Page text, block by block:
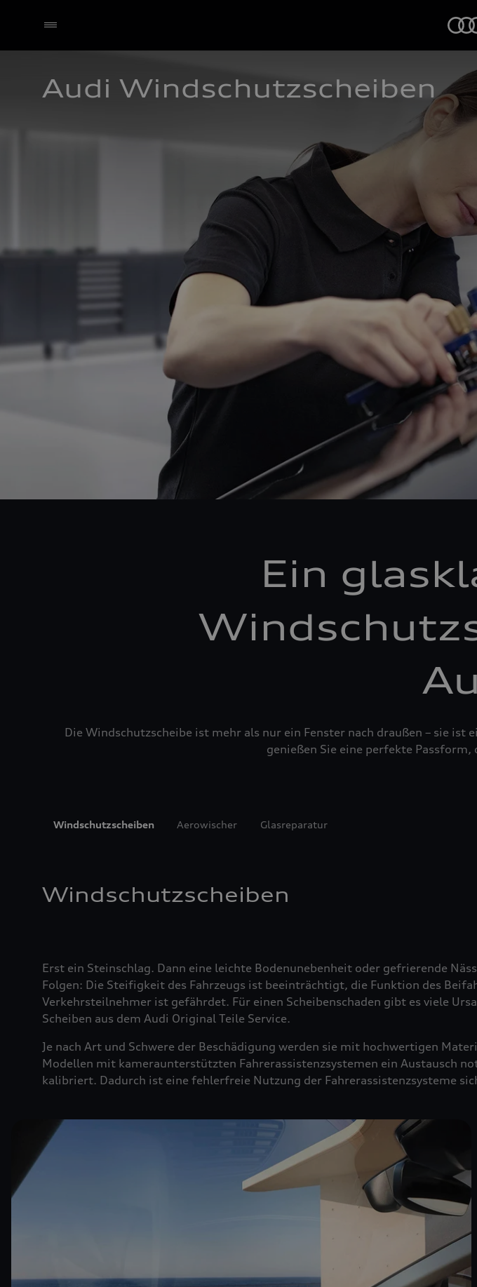
Audi Windschutzscheiben
Ein
Die Windschutzscheibe ist mehr als nur ein Fenster nach draußen – sie
genießen Sie eine perfekte
Windschutzscheiben Aerowischer Glasreparatur
Windschutzscheiben
Erst ein Steinschlag. Dann eine leichte Bodenunebenheit oder gefrierende
Folgen: Die Steifigkeit des Fahrzeugs ist beeinträchtigt, die Funktion des
Verkehrsteilnehmer ist gefährdet. Für einen Scheibenschaden gibt es viele
Scheiben aus dem Audi Original Teile Service.
Je nach Art und Schwere der Beschädigung werden sie mit hochwertigen
Modellen mit kameraunterstützten Fahrerassistenzsystemen ein Austausch
kalibriert. Dadurch ist eine fehlerfreie Nutzung der Fahrerassistenzsysteme